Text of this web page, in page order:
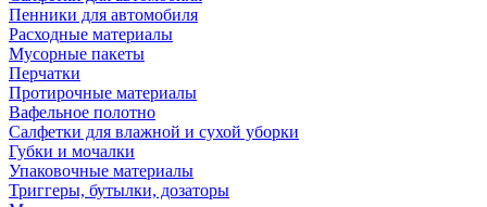
Пенники для автомобиля
Расходные материалы
Мусорные пакеты
Перчатки
Протирочные материалы
Вафельное полотно
Салфетки для влажной и сухой уборки
Губки и мочалки
Упаковочные материалы
Триггеры, бутылки, дозаторы